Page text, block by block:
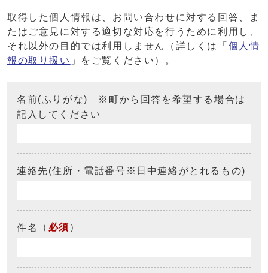
取得した個人情報は、お問い合わせに対する回答、ま
たはご意見に対する適切な対応を行うために利用し、
それ以外の目的では利用しません（詳しくは「 個人情
報の取り扱い 」をご覧ください）。
名前(ふりがな) ※町から回答を希望する場合は
記入してください
連絡先(住所・電話番号※日中連絡がとれるもの)
件名 （ 必須 ）